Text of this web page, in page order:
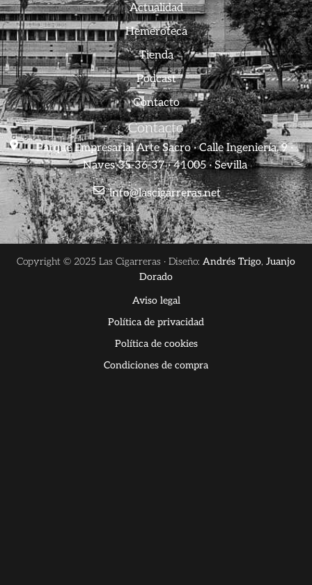
Actualidad
Hemeroteca
Tienda
Podcast
Contacto
Contacto
Parque Empresarial Arte Sacro · Calle Ingeniería, 9 ·
Naves 35-36-37 · 41005 · Sevilla
info@lascigarreras.net
Copyright © 2025 Las Cigarreras · Diseño: Andrés Trigo, Juanjo
Dorado
Aviso legal
Política de privacidad
Política de cookies
Condiciones de compra